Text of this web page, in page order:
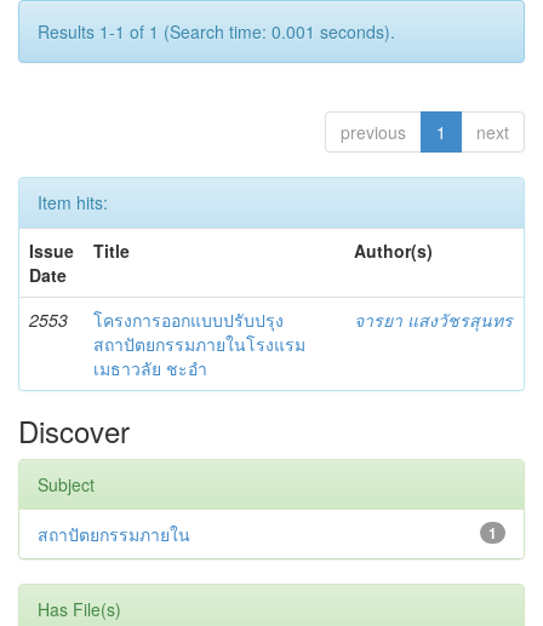
Results 1-1 of 1 (Search time: 0.001 seconds).
previous 1 next
Item hits:
Issue
Date
Title Author(s)
2553
โครงการออกแบบปรับปรุง
สถาปัตยกรรมภายในโรงแรม
เมธาวลัย ชะอำ
จารยา แสงวัชรสุนทร
Discover
Subject
1
สถาปัตยกรรมภายใน
Has File(s)